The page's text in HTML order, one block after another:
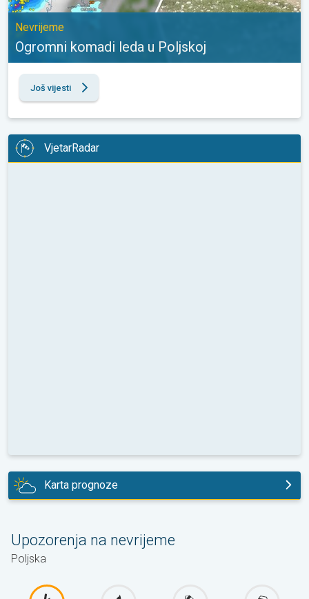
Nevrijeme
Ogromni komadi leda u Poljskoj
Još vijesti
VjetarRadar
Karta prognoze
Upozorenja na nevrijeme
Poljska